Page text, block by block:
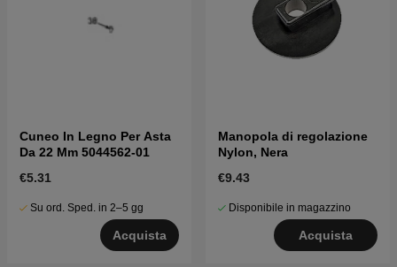
Cuneo In Legno Per Asta
Da 22 Mm 5044562-01
€5.31
Su ord. Sped. in 2–5 gg
Acquista
Manopola di regolazione
Nylon, Nera
€9.43
Disponibile in magazzino
Acquista